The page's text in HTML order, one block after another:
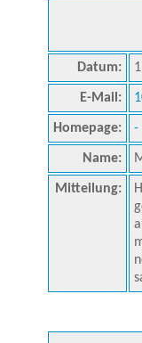
Datum:
E-Mail:
Homepage: -
Name:
Mitteilung: